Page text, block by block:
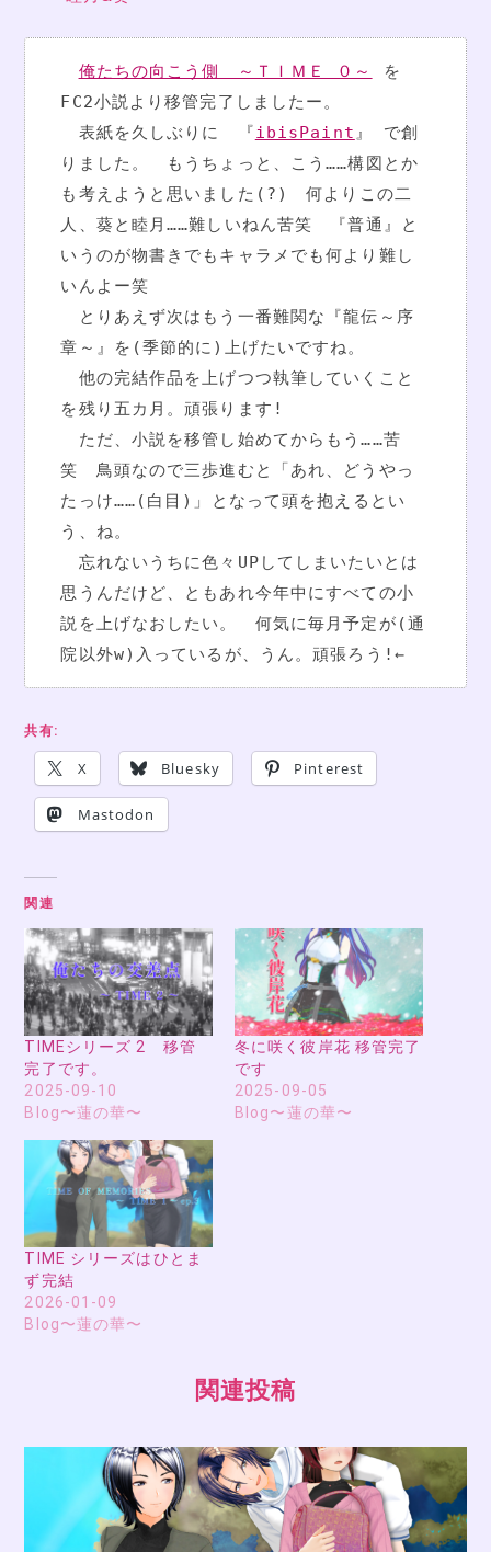
俺たちの向こう側　～ＴＩＭＥ ０～
を
FC2小説より移管完了しましたー。
表紙を久しぶりに　『ibisPaint 』 で創
りました。　もうちょっと、こう……構図とか
も考えようと思いました(?)　何よりこの二
人、葵と睦月……難しいねん苦笑　『普通』と
いうのが物書きでもキャラメでも何より難し
いんよー笑
とりあえず次はもう一番難関な『龍伝～序
章～』を(季節的に)上げたいですね。
他の完結作品を上げつつ執筆していくこと
を残り五カ月。頑張ります!
ただ、小説を移管し始めてからもう……苦
笑　鳥頭なので三歩進むと「あれ、どうやっ
たっけ……(白目)」となって頭を抱えるとい
う、ね。
忘れないうちに色々UPしてしまいたいとは
思うんだけど、ともあれ今年中にすべての小
説を上げなおしたい。　何気に毎月予定が(通
院以外w)入っているが、うん。頑張ろう!←
共有:
X Bluesky Pinterest
Mastodon
関連
TIMEシリーズ 2 移管
完了です。
2025-09-10
Blog〜蓮の華〜
冬に咲く彼岸花 移管完了
です
2025-09-05
Blog〜蓮の華〜
TIME シリーズはひとま
ず完結
2026-01-09
Blog〜蓮の華〜
関連投稿